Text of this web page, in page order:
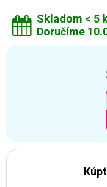
Skladom < 5
Doručíme